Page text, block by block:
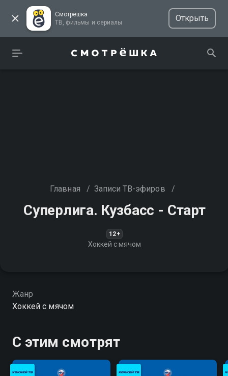
Смотрёшка
ТВ, фильмы и сериалы
Открыть
Главная / Записи ТВ-эфиров /
Суперлига. Кузбасс - Старт
12+
Хоккей с мячом
Жанр
Хоккей с мячом
С этим смотрят